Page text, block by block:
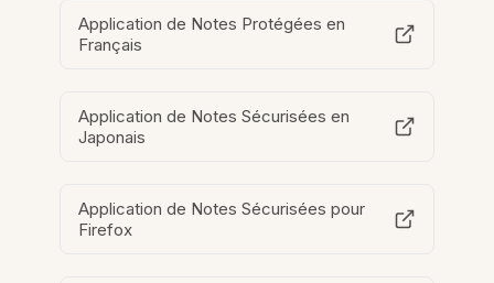
Application de Notes Protégées en
Français
Application de Notes Sécurisées en
Japonais
Application de Notes Sécurisées pour
Firefox